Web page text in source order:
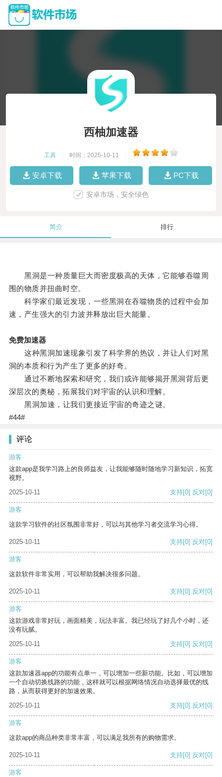
西柚加速器
工具 时间：2025-10-11
安卓下载 苹果下载 PC下载
安卓市场，安全绿色
简介 排行
黑洞是一种质量巨大而密度极高的天体，它能够吞噬周
围的物质并扭曲时空。
科学家们最近发现，一些黑洞在吞噬物质的过程中会加
速，产生强大的引力波并释放出巨大能量。
免费加速器
这种黑洞加速现象引发了科学界的热议，并让人们对黑
洞的本质和行为产生了更多的好奇。
通过不断地探索和研究，我们或许能够揭开黑洞背后更
深层次的奥秘，拓展我们对宇宙的认识和理解。
黑洞加速，让我们更接近宇宙的奇迹之谜。
#44#
评论
游客
这款app是我学习路上的良师益友，让我能够随时随地学习新知识，拓宽
视野。
2025-10-11
支持[0] 反对[0]
游客
这款学习软件的社区氛围非常好，可以与其他学习者交流学习心得。
2025-10-11 支持[0] 反对[0]
游客
这款软件非常实用，可以帮助我解决很多问题。
2025-10-11 支持[0] 反对[0]
游客
这款游戏非常好玩，画面精美，玩法丰富。我已经玩了好几个小时，还
没有玩腻。
2025-10-11
支持[0] 反对[0]
游客
这款加速器app的功能有点单一，可以增加一些新功能。比如，可以增加
一个自动切换线路的功能，这样就可以根据网络情况自动选择最优的线
路，从而获得更好的加速效果。
2025-10-11
支持[0] 反对[0]
游客
这款app的商品种类非常丰富，可以满足我所有的购物需求。
2025-10-11 支持[0] 反对[0]
游客